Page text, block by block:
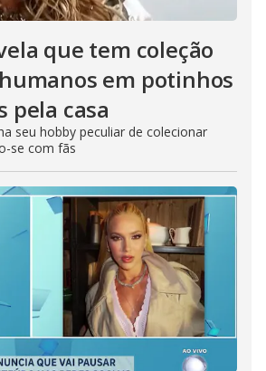
que tem coleção
em potinhos
pela casa
seu hobby peculiar de colecionar
se com fãs